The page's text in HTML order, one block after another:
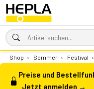
Shop › Sommer › Festival ›
Preise und
Jetzt anmelden →